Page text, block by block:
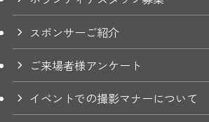
スポンサーご紹介
ご来場者様アンケート
イベントでの撮影マナーについて